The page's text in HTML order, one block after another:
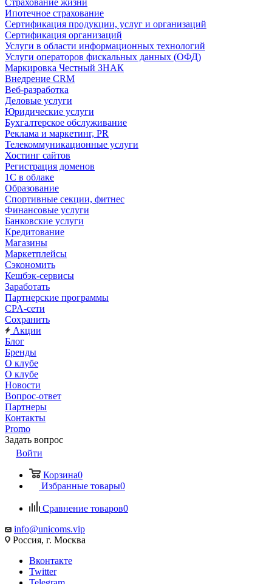
Страхование жизни
Ипотечное страхование
Сертификация продукции, услуг и организаций
Сертификация организаций
Услуги в области информационных технологий
Услуги операторов фискальных данных (ОФД)
Маркировка Честный ЗНАК
Внедрение CRM
Веб-разработка
Деловые услуги
Юридические услуги
Бухгалтерское обслуживание
Реклама и маркетинг, PR
Телекоммуникационные услуги
Хостинг сайтов
Регистрация доменов
1С в облаке
Образование
Спортивные секции, фитнес
Финансовые услуги
Банковские услуги
Кредитование
Магазины
Маркетплейсы
Сэкономить
Кешбэк-сервисы
Заработать
Партнерские программы
CPA-сети
Сохранить
Акции
Блог
Бренды
О клубе
О клубе
Новости
Вопрос-ответ
Партнеры
Контакты
Promo
Задать вопрос
Войти
Корзина0
Избранные товары0
Сравнение товаров0
info@unicoms.vip
Россия, г. Москва
Вконтакте
Twitter